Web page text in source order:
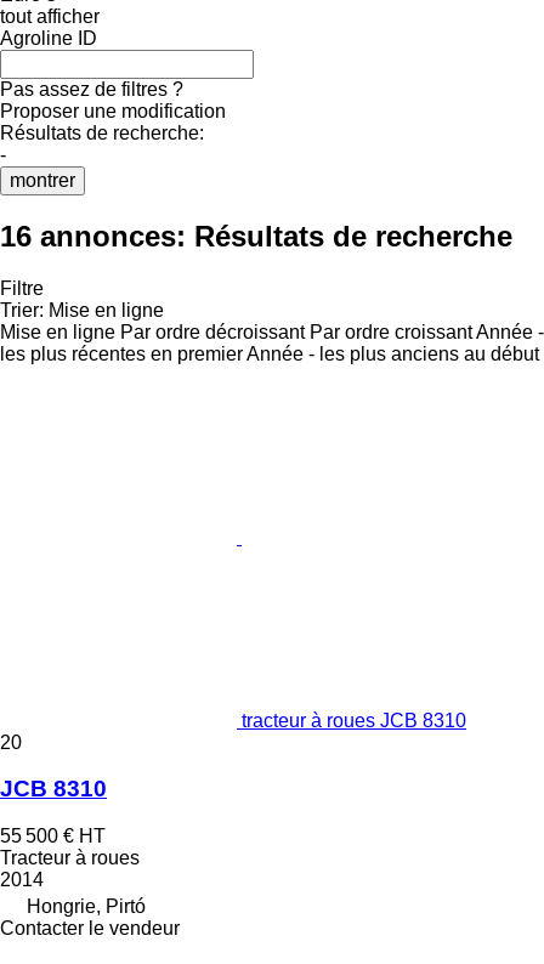
tout afficher
Agroline ID
Pas assez de filtres ?
Proposer une modification
Résultats de recherche:
-
montrer
16 annonces: Résultats de recherche
Filtre
Trier: Mise en ligne
Mise en ligne Par ordre décroissant Par ordre croissantAnnée -
les plus récentes en premierAnnée - les plus anciens au début
tracteur à roues JCB 8310
20
JCB 8310
55 500 € HT
Tracteur à roues
2014
Hongrie, Pirtó
Contacter le vendeur